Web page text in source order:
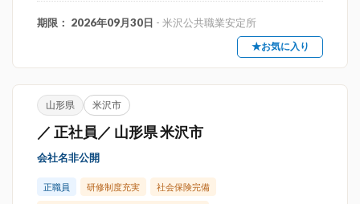
期限： 2026年09月30日 - 米沢公共職業安定所
★お気に入り
山形県 米沢市
／ 正社員／ 山形県 米沢市
会社名非公開
正職員 研修制度充実 社会保険完備